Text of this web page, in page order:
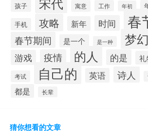
孩子 寓意 工作 年初
手机 攻略 新年 时间 春
春节期间 是一个 是一种 梦
游戏 疫情 的人 的是
考试
自己的 英语 诗人
都是 长辈
猜你想看的文章